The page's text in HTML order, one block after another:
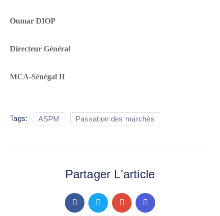
Oumar DIOP
Directeur Général
MCA-Sénégal II
Tags: ASPM Passation des marchés
Partager L'article